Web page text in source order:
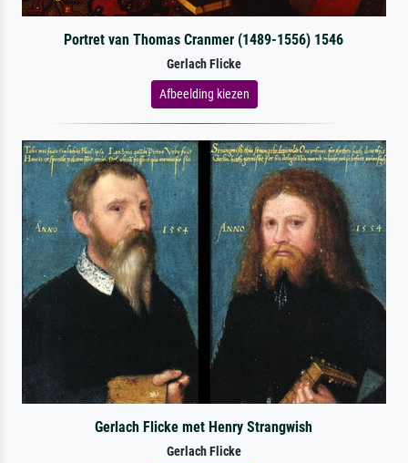
Portret van Thomas Cranmer (1489-1556) 1546
Gerlach Flicke
Afbeelding kiezen
Gerlach Flicke met Henry Strangwish
Gerlach Flicke